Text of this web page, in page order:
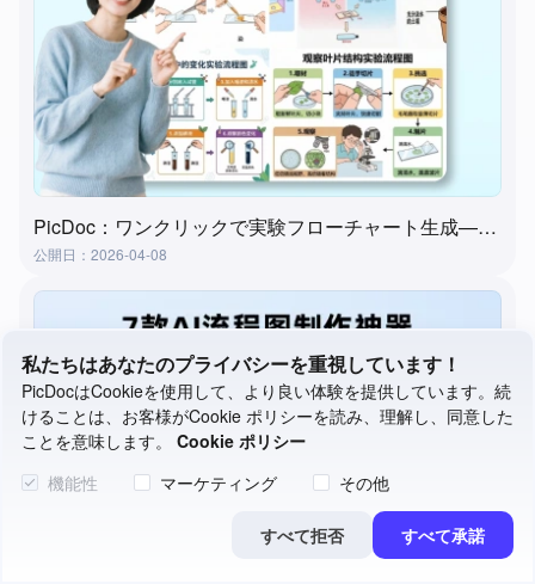
PicDoc：ワンクリックで実験フローチャート生成—実験授業準備の究極ツール
公開日：2026-04-08
私たちはあなたのプライバシーを重視しています！
PicDocはCookieを使用して、より良い体験を提供しています。続
けることは、お客様がCookie ポリシーを読み、理解し、同意した
ことを意味します。 Cookie ポリシー
機能性
マーケティング その他
すべて拒否 すべて承諾